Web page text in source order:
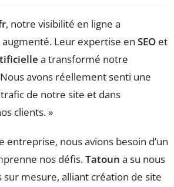
, notre visibilité en ligne a
Leur expertise en SEO et
a transformé notre
avons réellement senti une
de notre site et dans
clients. »
entreprise, nous avions besoin d’un
nos défis.Tatoun a su nous
mesure, alliant création de site